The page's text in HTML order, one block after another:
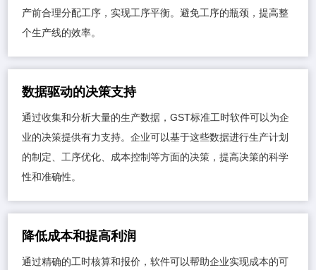
产前合理分配工序，实现工序平衡。避免工序的瓶颈，提高整
个生产线的效率。
数据驱动的决策支持
通过收集和分析大量的生产数据，GST标准工时软件可以为企
业的决策提供有力支持。企业可以基于这些数据进行生产计划
的制定、工序优化、成本控制等方面的决策，提高决策的科学
性和准确性。
降低成本和提高利润
通过精确的工时核算和报价，软件可以帮助企业实现成本的可